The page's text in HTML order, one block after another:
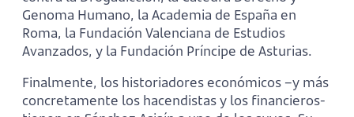
Genoma Humano, la Academia de España en
Roma, la Fundación Valenciana de Estudios
Avanzados, y la Fundación Príncipe de Asturias.
Finalmente, los historiadores económicos –y más
concretamente los hacendistas y los financieros-